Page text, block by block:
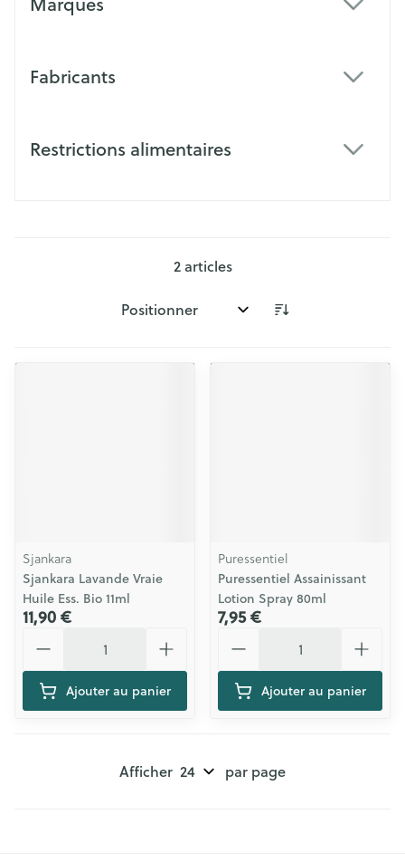
Fabricants
Restrictions alimentaires
2articles
Trier par:
Sjankara
Sjankara Lavande Vraie
Huile Ess. Bio 11ml
11,90 €
Ajouter au panier
Puressentiel
Puressentiel Assainissant
Lotion Spray 80ml
7,95 €
Ajouter au panier
Afficher par page